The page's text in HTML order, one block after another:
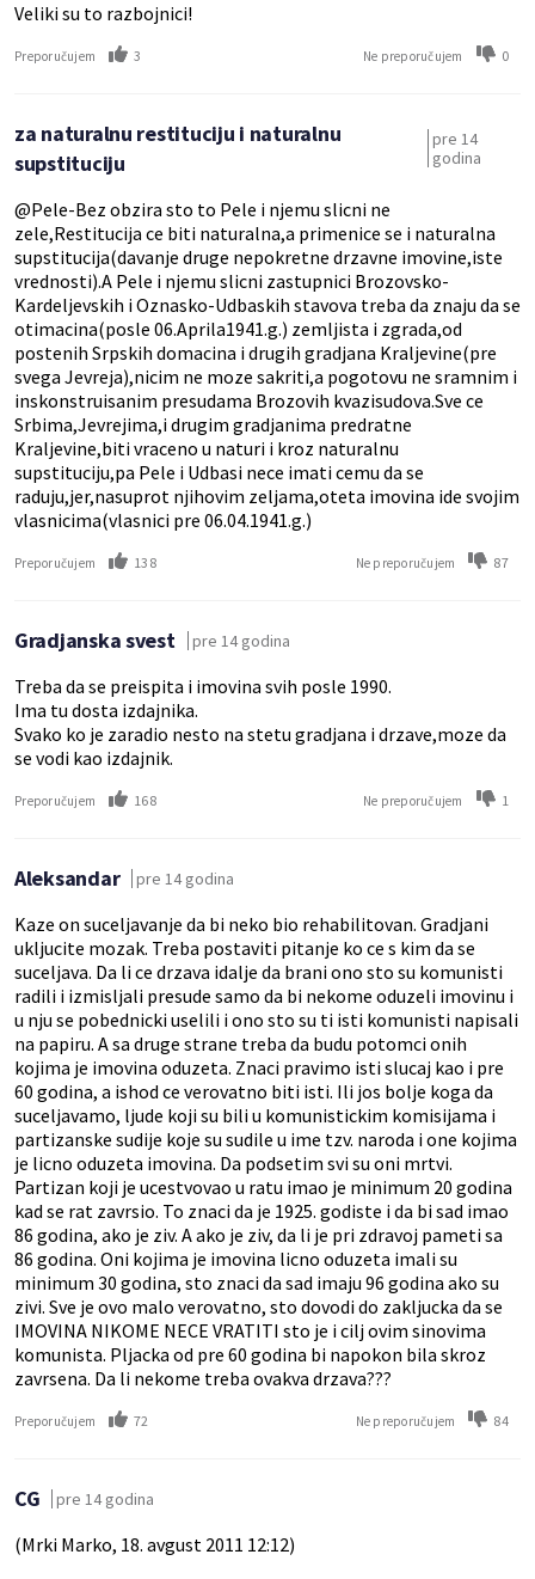
Veliki su to razbojnici!
Preporučujem 3 Ne preporučujem 0
za naturalnu restituciju i naturalnu
supstituciju
pre 14
godina
@Pele-Bez obzira sto to Pele i njemu slicni ne
zele,Restitucija ce biti naturalna,a primenice se i naturalna
supstitucija(davanje druge nepokretne drzavne imovine,iste
vrednosti).A Pele i njemu slicni zastupnici Brozovsko-
Kardeljevskih i Oznasko-Udbaskih stavova treba da znaju da se
otimacina(posle 06.Aprila1941.g.) zemljista i zgrada,od
postenih Srpskih domacina i drugih gradjana Kraljevine(pre
svega Jevreja),nicim ne moze sakriti,a pogotovu ne sramnim i
inskonstruisanim presudama Brozovih kvazisudova.Sve ce
Srbima,Jevrejima,i drugim gradjanima predratne
Kraljevine,biti vraceno u naturi i kroz naturalnu
supstituciju,pa Pele i Udbasi nece imati cemu da se
raduju,jer,nasuprot njihovim zeljama,oteta imovina ide svojim
vlasnicima(vlasnici pre 06.04.1941.g.)
Preporučujem 138 Ne preporučujem 87
Gradjanska svest pre 14 godina
Treba da se preispita i imovina svih posle 1990.
Ima tu dosta izdajnika.
Svako ko je zaradio nesto na stetu gradjana i drzave,moze da
se vodi kao izdajnik.
Preporučujem 168 Ne preporučujem 1
Aleksandar pre 14 godina
Kaze on suceljavanje da bi neko bio rehabilitovan. Gradjani
ukljucite mozak. Treba postaviti pitanje ko ce s kim da se
suceljava. Da li ce drzava idalje da brani ono sto su komunisti
radili i izmisljali presude samo da bi nekome oduzeli imovinu i
u nju se pobednicki uselili i ono sto su ti isti komunisti napisali
na papiru. A sa druge strane treba da budu potomci onih
kojima je imovina oduzeta. Znaci pravimo isti slucaj kao i pre
60 godina, a ishod ce verovatno biti isti. Ili jos bolje koga da
suceljavamo, ljude koji su bili u komunistickim komisijama i
partizanske sudije koje su sudile u ime tzv. naroda i one kojima
je licno oduzeta imovina. Da podsetim svi su oni mrtvi.
Partizan koji je ucestvovao u ratu imao je minimum 20 godina
kad se rat zavrsio. To znaci da je 1925. godiste i da bi sad imao
86 godina, ako je ziv. A ako je ziv, da li je pri zdravoj pameti sa
86 godina. Oni kojima je imovina licno oduzeta imali su
minimum 30 godina, sto znaci da sad imaju 96 godina ako su
zivi. Sve je ovo malo verovatno, sto dovodi do zakljucka da se
IMOVINA NIKOME NECE VRATITI sto je i cilj ovim sinovima
komunista. Pljacka od pre 60 godina bi napokon bila skroz
zavrsena. Da li nekome treba ovakva drzava???
Preporučujem 72 Ne preporučujem 84
CG pre 14 godina
(Mrki Marko, 18. avgust 2011 12:12)